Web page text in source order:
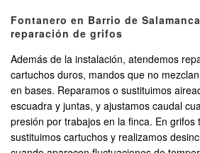
Fontanero en Barrio de
reparación de grifos
Además de la instalación, atendemos
cartuchos duros, mandos que no
en bases. Reparamos o sustituimos
escuadra y juntas, y ajustamos caudal
presión por trabajos en la finca. En grifos
sustituimos cartuchos y realizamos